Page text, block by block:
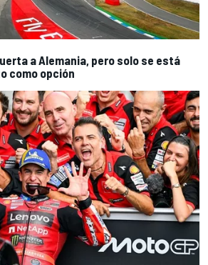
a Alemania, pero solo se está
como opción